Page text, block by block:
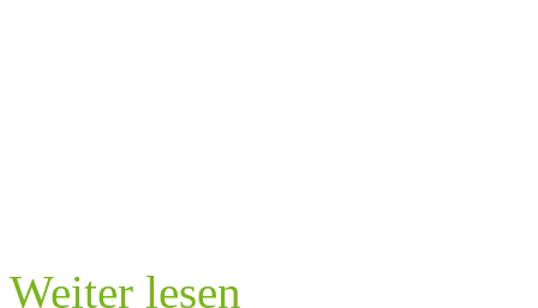
Weiter lesen